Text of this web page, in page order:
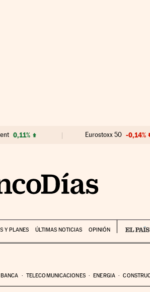
0,11% Eurostoxx 50 -0,14%
Y PLANES ÚLTIMAS NOTICIAS OPINIÓN
BANCA TELECOMUNICACIONES ENERGIA